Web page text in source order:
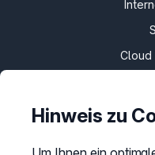
Cloud
Hinweis zu